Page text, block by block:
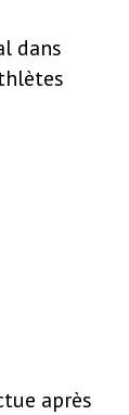
dans
après